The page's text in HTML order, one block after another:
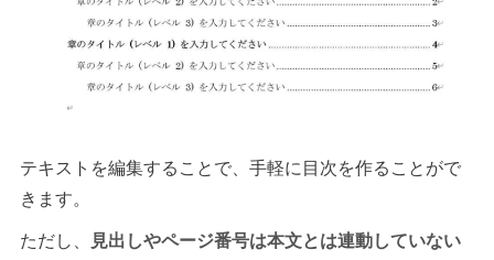
テキストを編集することで、手軽に目次を作ることがで
きます。
ただし、
見出しやページ番号は本文とは連動していない